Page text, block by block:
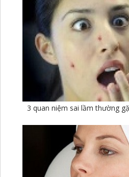
3 quan niệm sai lầm thường